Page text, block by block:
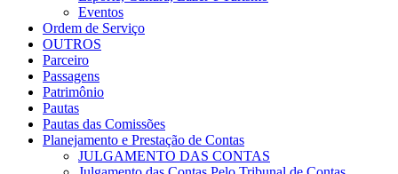
Eventos
Ordem de Serviço
OUTROS
Parceiro
Passagens
Patrimônio
Pautas
Pautas das Comissões
Planejamento e Prestação de Contas
JULGAMENTO DAS CONTAS